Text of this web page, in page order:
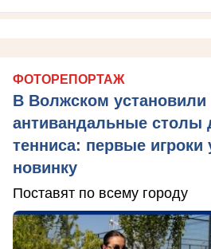
ФОТОРЕПОРТАЖ
В Волжском установили
антивандальные столы
тенниса: первые игроки
новинку
Поставят по всему городу